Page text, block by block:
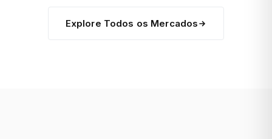
Explore Todos os Mercados